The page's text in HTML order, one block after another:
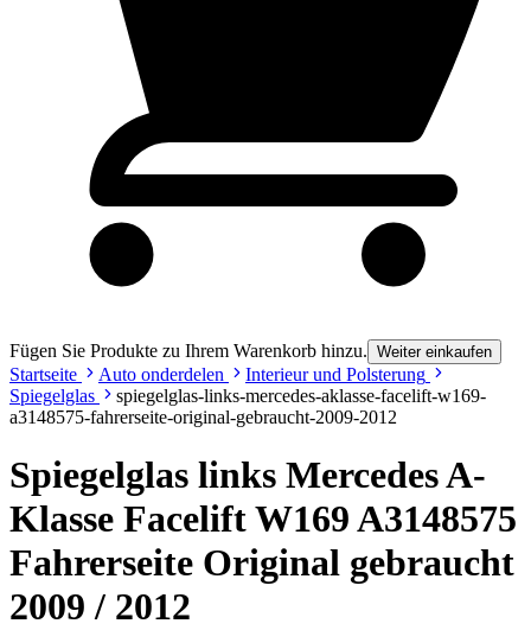
Fügen Sie Produkte zu Ihrem Warenkorb hinzu. Weiter einkaufen
Startseite Auto onderdelen
Interieur und Polsterung
Spiegelglas
spiegelglas-links-mercedes-aklasse-facelift-w169-
a3148575-fahrerseite-original-gebraucht-2009-2012
Spiegelglas links Mercedes A-
Klasse Facelift W169 A3148575
Fahrerseite Original gebraucht
2009 / 2012